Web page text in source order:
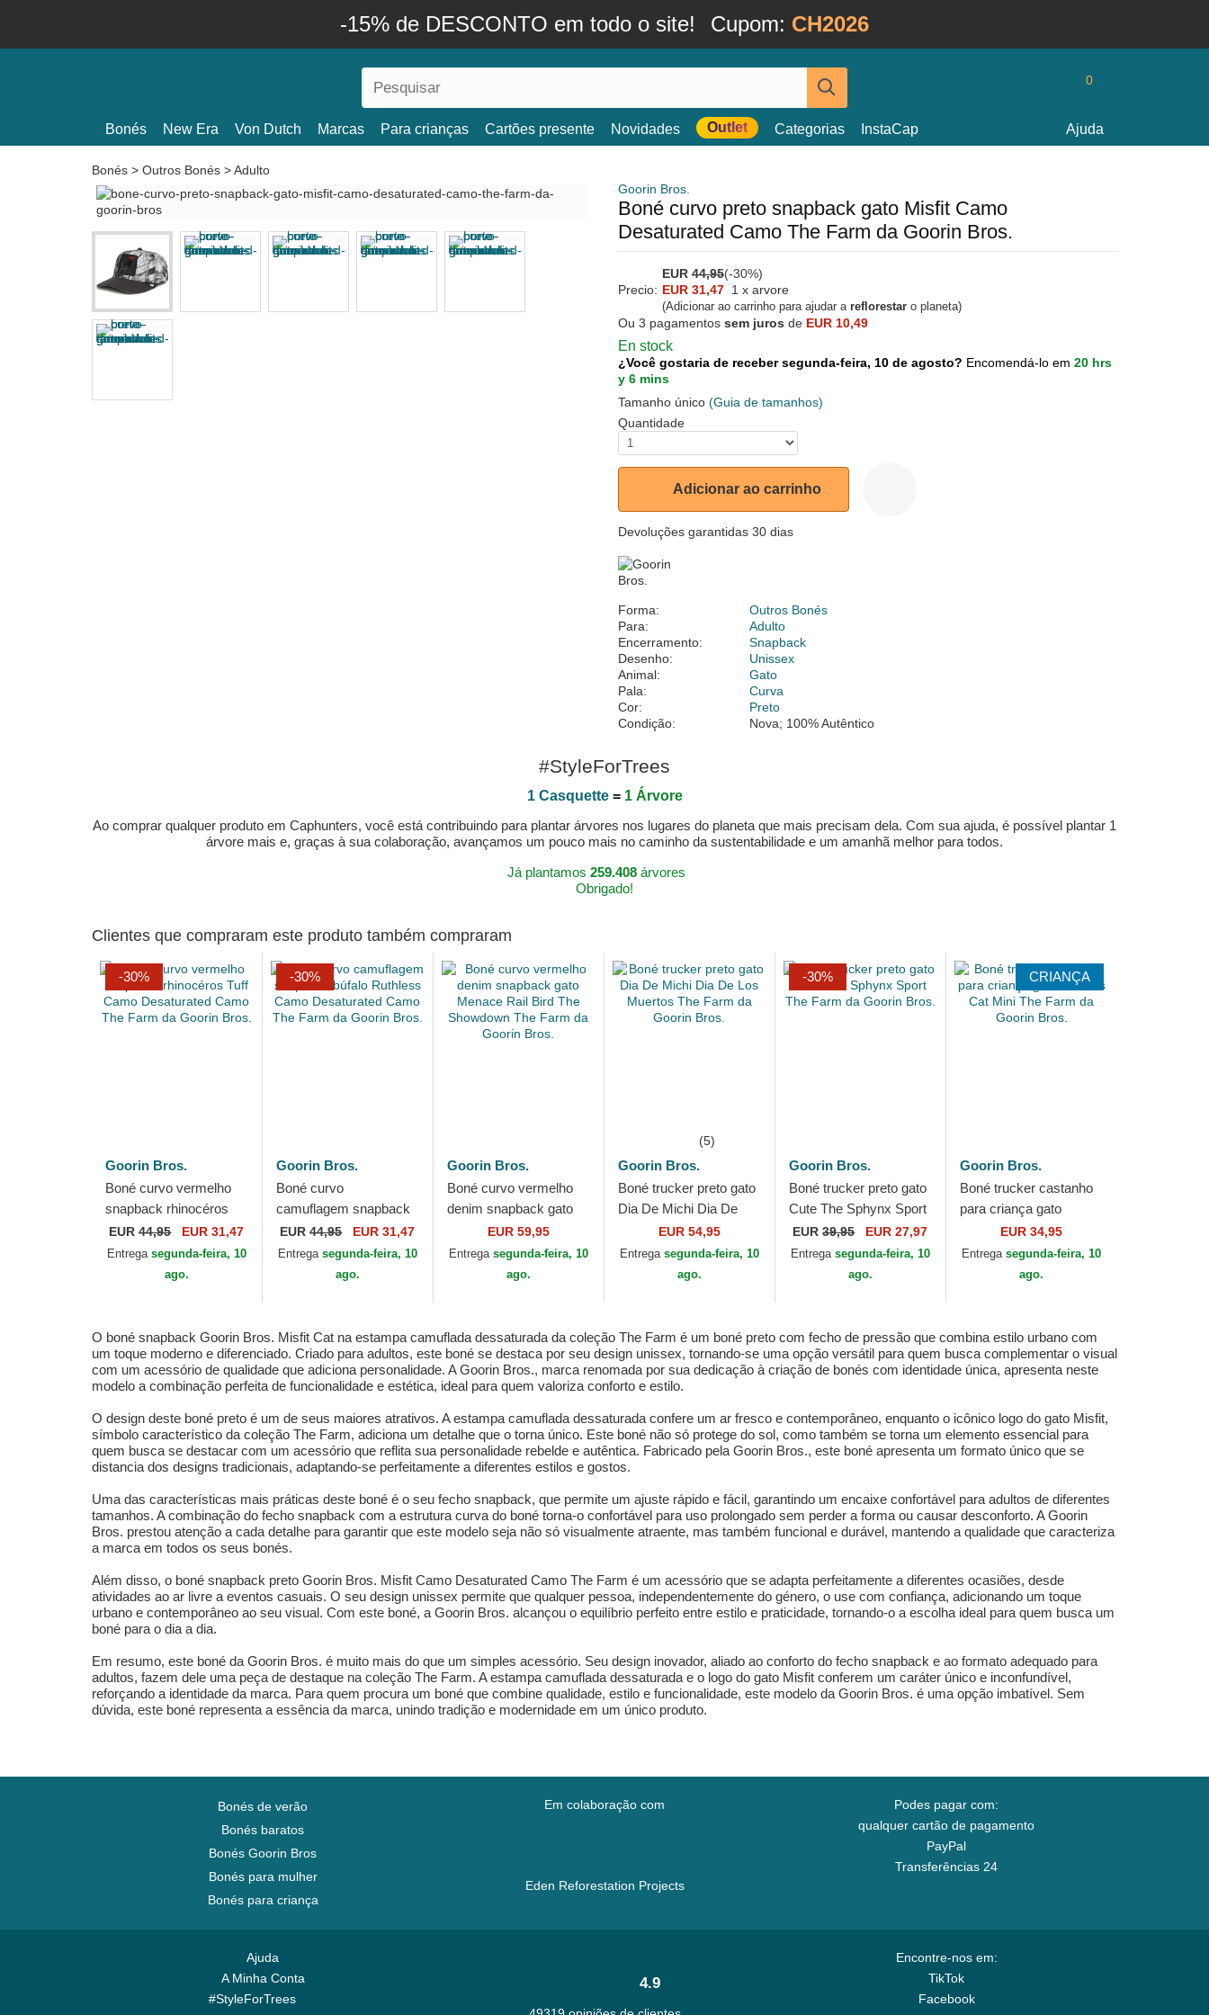
-15% de DESCONTO em todo o site! Cupom: CH2026
0
Bonés New Era Von Dutch Marcas Para crianças Cartões presente Novidades Outlet Categorias InstaCap Ajuda
Bonés > Outros Bonés >Adulto
Goorin Bros.
Boné curvo preto snapback gato Misfit Camo
Desaturated Camo The Farm da Goorin Bros.
EUR 44,95(-30%)
Precio: EUR 31,47 1 x arvore
(Adicionar ao carrinho para ajudar a reflorestar o planeta)
Ou 3 pagamentos sem juros de EUR 10,49
En stock
¿Você gostaria de receber segunda-feira, 10 de agosto? Encomendá-lo em 20 hrs
y 6 mins
Tamanho único (Guia de tamanhos)
Quantidade
Adicionar ao carrinho
Devoluções garantidas 30 dias
Forma:
Outros Bonés
Para:
Adulto
Encerramento:
Snapback
Desenho:
Unissex
Animal:
Gato
Pala:
Curva
Cor:
Preto
Condição:
Nova; 100% Autêntico
#StyleForTrees
1 Casquette= 1 Árvore
Ao comprar qualquer produto em Caphunters, você está contribuindo para plantar árvores nos lugares do planeta que mais precisam dela. Com sua ajuda, é possível plantar 1
árvore mais e, graças à sua colaboração, avançamos um pouco mais no caminho da sustentabilidade e um amanhã melhor para todos.
Já plantamos 259.408árvores
Obrigado!
Clientes que compraram este produto também compraram
-30%
Goorin Bros.
Boné curvo vermelho
snapback rhinocéros
Tuff Camo Desaturated
Camo The Farm da
Goorin Bros.
EUR44,95 EUR 31,47
Entrega segunda-feira, 10
ago.
-30%
Goorin Bros.
Boné curvo
camuflagem snapback
búfalo Ruthless Camo
Desaturated Camo The
Farm da Goorin Bros.
EUR44,95 EUR 31,47
Entrega segunda-feira, 10
ago.
Goorin Bros.
Boné curvo vermelho
denim snapback gato
Menace Rail Bird The
Showdown The Farm
da Goorin Bros.
EUR 59,95
Entrega segunda-feira, 10
ago.
(5)
Goorin Bros.
Boné trucker preto gato
Dia De Michi Dia De
Los Muertos The Farm
da Goorin Bros.
EUR 54,95
Entrega segunda-feira, 10
ago.
-30%
Goorin Bros.
Boné trucker preto gato
Cute The Sphynx Sport
The Farm da Goorin
Bros.
EUR39,95 EUR 27,97
Entrega segunda-feira, 10
ago.
CRIANÇA
Goorin Bros.
Boné trucker castanho
para criança gato
Curious Cat Mini The
Farm da Goorin Bros.
EUR 34,95
Entregasegunda-feira, 10
ago.
O boné snapback Goorin Bros. Misfit Cat na estampa camuflada dessaturada da coleção The Farm é um boné preto com fecho de pressão que combina estilo urbano com
um toque moderno e diferenciado. Criado para adultos, este boné se destaca por seu design unissex, tornando-se uma opção versátil para quem busca complementar o visual
com um acessório de qualidade que adiciona personalidade. A Goorin Bros., marca renomada por sua dedicação à criação de bonés com identidade única, apresenta neste
modelo a combinação perfeita de funcionalidade e estética, ideal para quem valoriza conforto e estilo.
O design deste boné preto é um de seus maiores atrativos. A estampa camuflada dessaturada confere um ar fresco e contemporâneo, enquanto o icônico logo do gato Misfit,
símbolo característico da coleção The Farm, adiciona um detalhe que o torna único. Este boné não só protege do sol, como também se torna um elemento essencial para
quem busca se destacar com um acessório que reflita sua personalidade rebelde e autêntica. Fabricado pela Goorin Bros., este boné apresenta um formato único que se
distancia dos designs tradicionais, adaptando-se perfeitamente a diferentes estilos e gostos.
Uma das características mais práticas deste boné é o seu fecho snapback, que permite um ajuste rápido e fácil, garantindo um encaixe confortável para adultos de diferentes
tamanhos. A combinação do fecho snapback com a estrutura curva do boné torna-o confortável para uso prolongado sem perder a forma ou causar desconforto. A Goorin
Bros. prestou atenção a cada detalhe para garantir que este modelo seja não só visualmente atraente, mas também funcional e durável, mantendo a qualidade que caracteriza
a marca em todos os seus bonés.
Além disso, o boné snapback preto Goorin Bros. Misfit Camo Desaturated Camo The Farm é um acessório que se adapta perfeitamente a diferentes ocasiões, desde
atividades ao ar livre a eventos casuais. O seu design unissex permite que qualquer pessoa, independentemente do género, o use com confiança, adicionando um toque
urbano e contemporâneo ao seu visual. Com este boné, a Goorin Bros. alcançou o equilíbrio perfeito entre estilo e praticidade, tornando-o a escolha ideal para quem busca um
boné para o dia a dia.
Em resumo, este boné da Goorin Bros. é muito mais do que um simples acessório. Seu design inovador, aliado ao conforto do fecho snapback e ao formato adequado para
adultos, fazem dele uma peça de destaque na coleção The Farm. A estampa camuflada dessaturada e o logo do gato Misfit conferem um caráter único e inconfundível,
reforçando a identidade da marca. Para quem procura um boné que combine qualidade, estilo e funcionalidade, este modelo da Goorin Bros. é uma opção imbatível. Sem
dúvida, este boné representa a essência da marca, unindo tradição e modernidade em um único produto.
Bonés de verão
Bonés baratos
Bonés Goorin Bros
Bonés para mulher
Bonés para criança
Em colaboração com
Eden Reforestation Projects
Podes pagar com:
qualquer cartão de pagamento
PayPal
Transferências 24
Ajuda
A Minha Conta
#StyleForTrees
Encontre-nos em:
TikTok
Facebook
4.9